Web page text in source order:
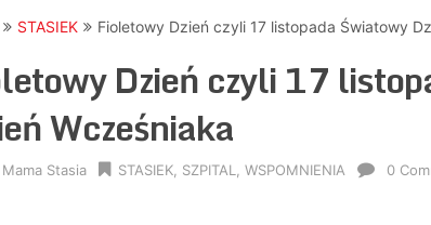
STASIEK Fioletowy Dzień czyli 17 listopada Światowy
Dzień czyli 17
Wcześniaka
Mama Stasia STASIEK SZPITAL WSPOMNIENIA 0